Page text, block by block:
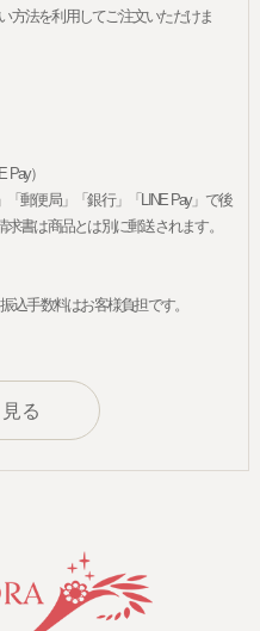
方法を利用してご注文いただけま
）
郵便局」「銀行」「LINE Pay」で後
書は商品とは別に郵送されます。
込手数料はお客様負担です。
る